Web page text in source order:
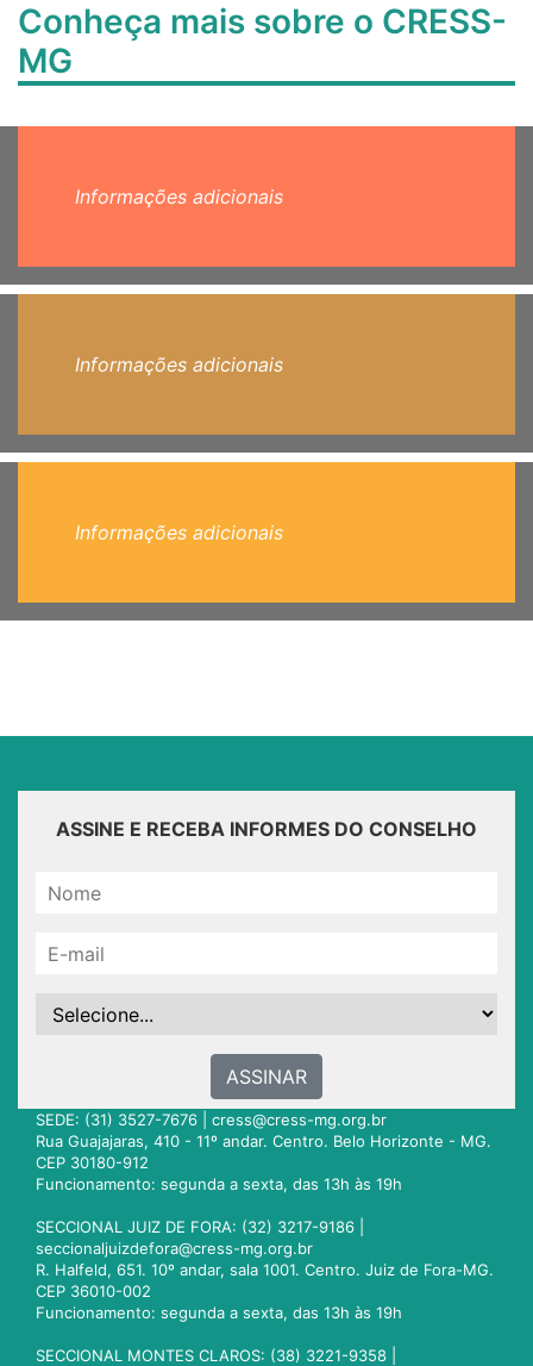
Conheça mais sobre o CRESS-
MG
Informações adicionais
Informações adicionais
Informações adicionais
ASSINE E RECEBA INFORMES DO CONSELHO
ASSINAR
SEDE: (31) 3527-7676 | cress@cress-mg.org.br
Rua Guajajaras, 410 - 11º andar. Centro. Belo Horizonte - MG.
CEP 30180-912
Funcionamento: segunda a sexta, das 13h às 19h
SECCIONAL JUIZ DE FORA: (32) 3217-9186 |
seccionaljuizdefora@cress-mg.org.br
R. Halfeld, 651. 10º andar, sala 1001. Centro. Juiz de Fora-MG.
CEP 36010-002
Funcionamento: segunda a sexta, das 13h às 19h
SECCIONAL MONTES CLAROS: (38) 3221-9358 |